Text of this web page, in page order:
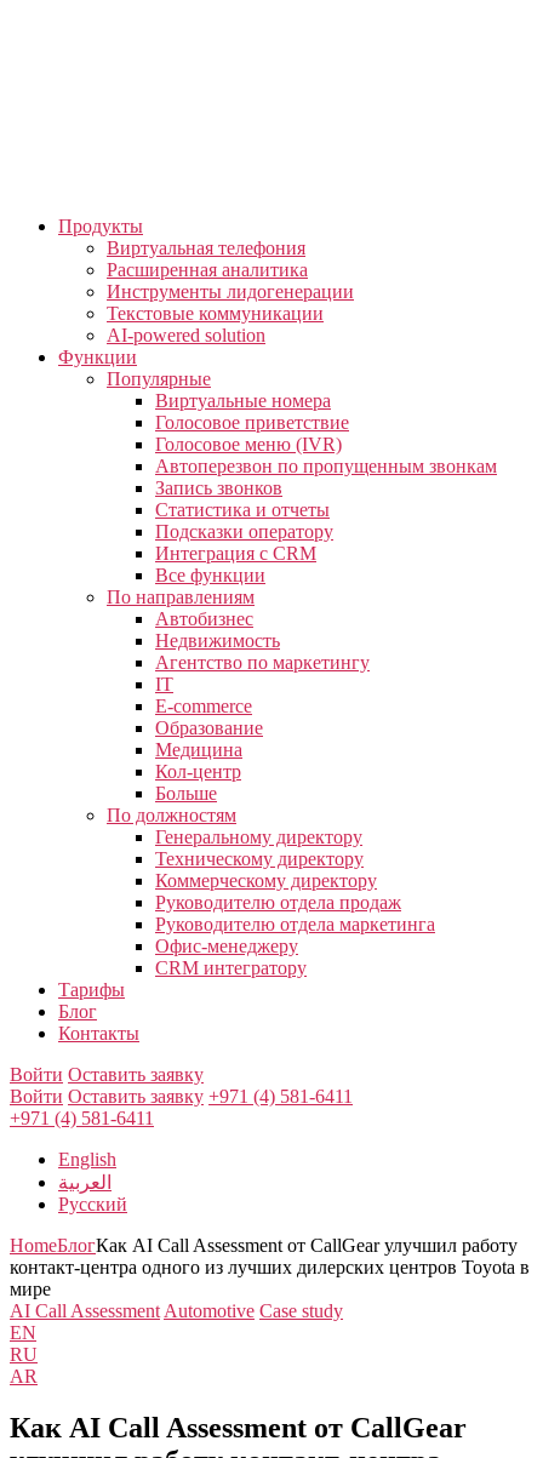
Продукты
Виртуальная телефония
Расширенная аналитика
Инструменты лидогенерации
Текстовые коммуникации
AI-powered solution
Функции
Популярные
Виртуальные номера
Голосовое приветствие
Голосовое меню (IVR)
Автоперезвон по пропущенным звонкам
Запись звонков
Статистика и отчеты
Подсказки оператору
Интеграция с CRM
Все функции
По направлениям
Автобизнес
Недвижимость
Агентство по маркетингу
IT
E-commerce
Образование
Медицина
Кол-центр
Больше
По должностям
Генеральному директору
Техническому директору
Коммерческому директору
Руководителю отдела продаж
Руководителю отдела маркетинга
Офис-менеджеру
CRM интегратору
Тарифы
Блог
Контакты
Войти Оставить заявку
Войти Оставить заявку +971 (4) 581-6411
+971 (4) 581-6411
English
العربية
Русский
HomeБлогКак AI Call Assessment от CallGear улучшил работу
контакт-центра одного из лучших дилерских центров Toyota в
мире
AI Call Assessment Automotive Case study
EN
RU
AR
Как AI Call Assessment от CallGear